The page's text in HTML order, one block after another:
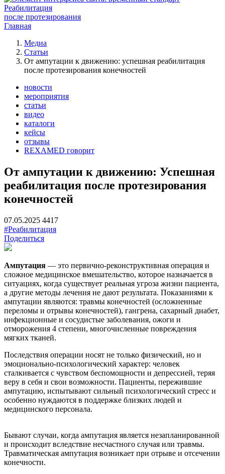
Реабилитация
после протезирования
Главная
Медиа
Статьи
От ампутации к движению: успешная реабилитация
после протезирования конечностей
новости
мероприятия
статьи
видео
каталоги
кейсы
отзывы
REXAMED говорит
От ампутации к движению: Успешная
реабилитация после протезирования
конечностей
07.05.2025 4417
#Реабилитация
Поделиться
Ампутация — это первично-реконструктивная операция и
сложное медицинское вмешательство, которое назначается в
ситуациях, когда существует реальная угроза жизни пациента,
а другие методы лечения не дают результата. Показаниями к
ампутации являются: травмы конечностей (осложненные
переломы и отрывы конечностей), гангрена, сахарный диабет,
инфекционные и сосудистые заболевания, ожоги и
отморожения 4 степени, многочисленные повреждения
мягких тканей.
Последствия операции носят не только физический, но и
эмоционально-психологический характер: человек
сталкивается с чувством беспомощности и депрессией, теряя
веру в себя и свои возможности. Пациенты, пережившие
ампутацию, испытывают сильный психологический стресс и
особенно нуждаются в поддержке близких людей и
медицинского персонала.
Бывают случаи, когда ампутация является незапланированной
и происходит вследствие несчастного случая или травмы.
Травматическая ампутация возникает при отрыве и отсечении
конечности.